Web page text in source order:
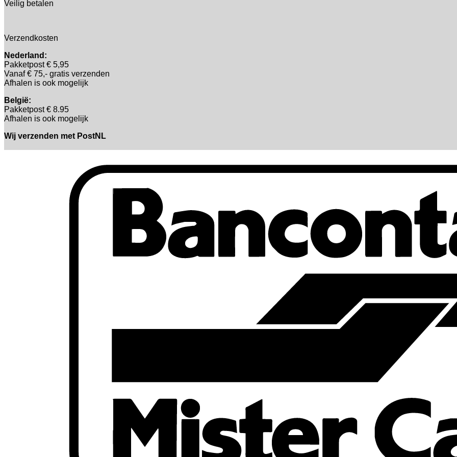
Veilig betalen
Verzendkosten
Nederland:
Pakketpost € 5,95
Vanaf € 75,- gratis verzenden
Afhalen is ook mogelijk
België:
Pakketpost € 8.95
Afhalen is ook mogelijk
Wij verzenden met PostNL